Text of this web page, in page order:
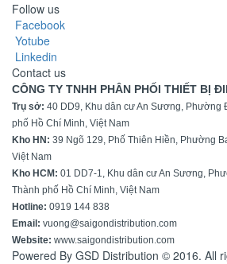
Follow us
Facebook
Yotube
Linkedin
Contact us
CÔNG TY TNHH PHÂN PHỐI THIẾT BỊ
Trụ sở: 40 DD9, Khu dân cư An Sương, Phường
phố Hồ Chí Minh, Việt Nam
Kho HN: 39 Ngõ 129, Phố Thiên Hiền, Phường
Việt Nam
Kho HCM: 01 DD7-1, Khu dân cư An Sương,
Thành phố Hồ Chí Minh, Việt Nam
Hotline: 0919 144 838
Email: vuong@saigondistribution.com
Website: www.saigondistribution.com
Powered By GSD Distribution © 2016. All